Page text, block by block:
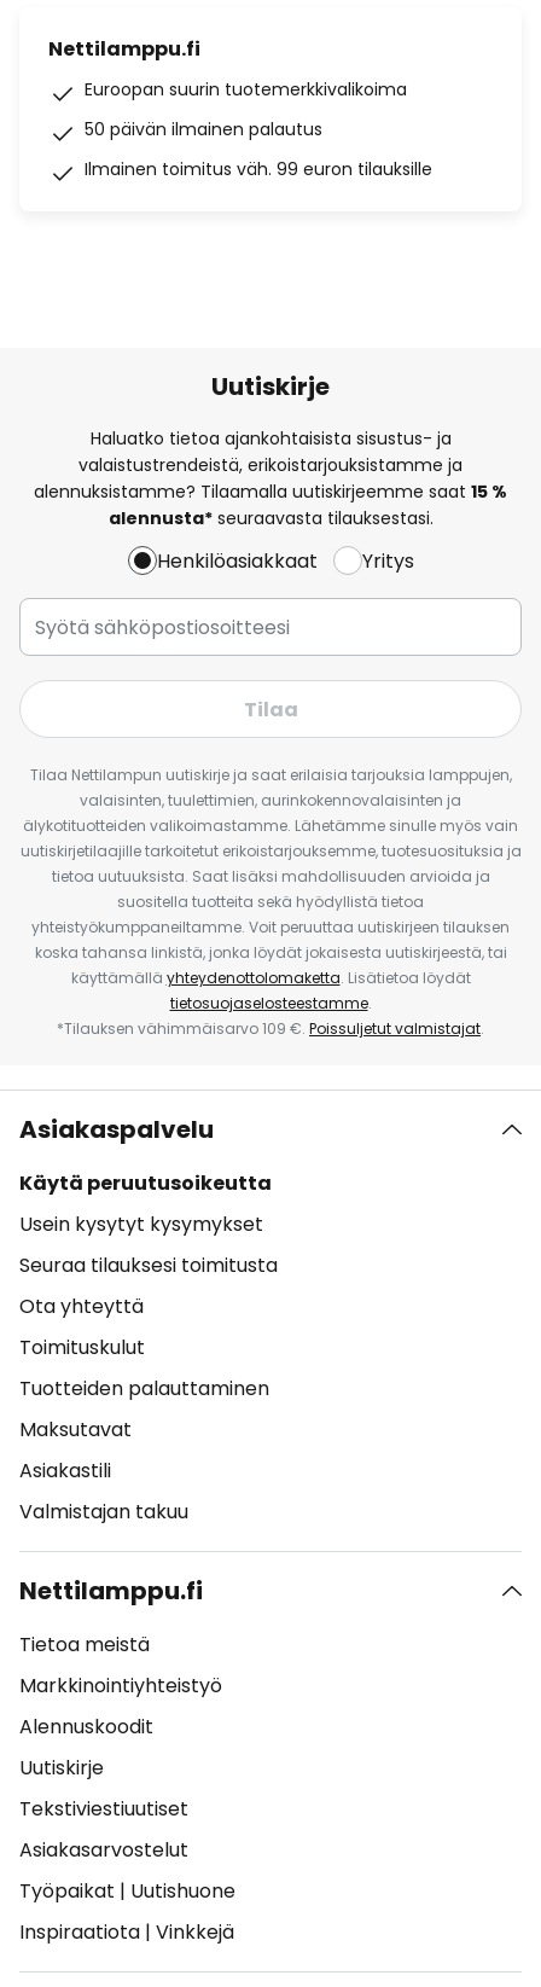
Nettilamppu.fi
Euroopan suurin tuotemerkkivalikoima
50 päivän ilmainen palautus
Ilmainen toimitus väh. 99 euron tilauksille
Uutiskirje
Haluatko tietoa ajankohtaisista sisustus- ja
valaistustrendeistä, erikoistarjouksistamme ja
alennuksistamme? Tilaamalla uutiskirjeemme saat 15 %
alennusta*seuraavasta tilauksestasi.
Henkilöasiakkaat Yritys
Tilaa
Tilaa Nettilampun uutiskirje ja saat erilaisia tarjouksia lamppujen,
valaisinten, tuulettimien, aurinkokennovalaisinten ja
älykotituotteiden valikoimastamme. Lähetämme sinulle myös vain
uutiskirjetilaajille tarkoitetut erikoistarjouksemme, tuotesuosituksia ja
tietoa uutuuksista. Saat lisäksi mahdollisuuden arvioida ja
suositella tuotteita sekä hyödyllistä tietoa
yhteistyökumppaneiltamme. Voit peruuttaa uutiskirjeen tilauksen
koska tahansa linkistä, jonka löydät jokaisesta uutiskirjeestä, tai
käyttämällä yhteydenottolomaketta. Lisätietoa löydät
tietosuojaselosteestamme.
*Tilauksen vähimmäisarvo 109 €. Poissuljetut valmistajat.
Asiakaspalvelu
Käytä peruutusoikeutta
Usein kysytyt kysymykset
Seuraa tilauksesi toimitusta
Ota yhteyttä
Toimituskulut
Tuotteiden palauttaminen
Maksutavat
Asiakastili
Valmistajan takuu
Nettilamppu.fi
Tietoa meistä
Markkinointiyhteistyö
Alennuskoodit
Uutiskirje
Tekstiviestiuutiset
Asiakasarvostelut
Työpaikat | Uutishuone
Inspiraatiota | Vinkkejä